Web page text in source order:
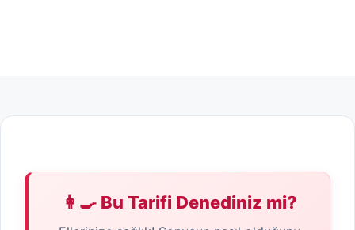
👩‍🍳 Bu Tarifi Denediniz mi?